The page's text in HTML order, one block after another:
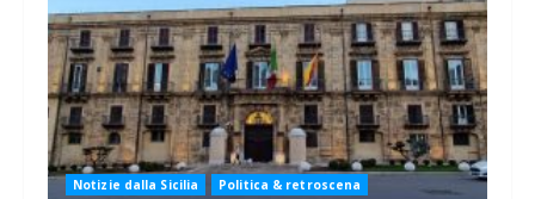
Notizie dalla Sicilia Politica & retroscena